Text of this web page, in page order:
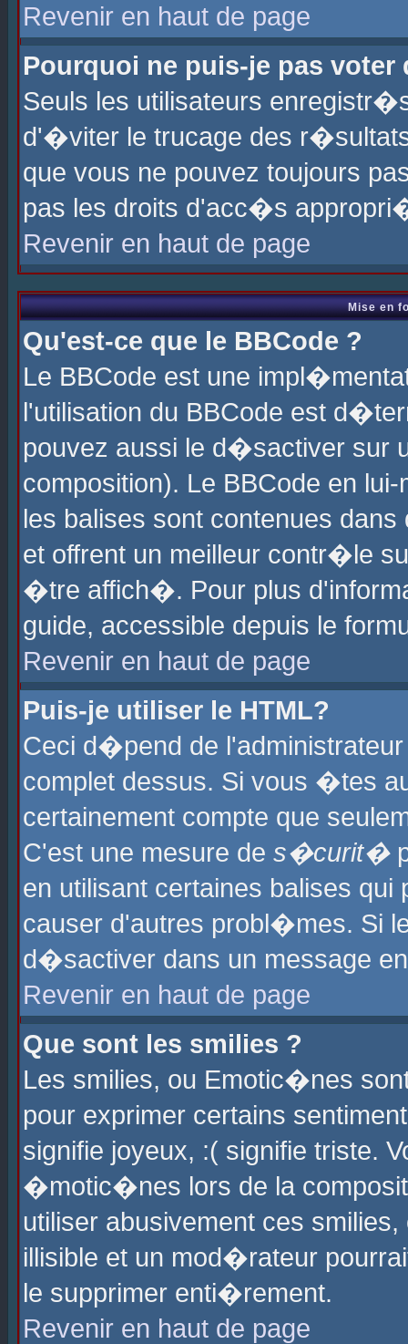
Revenir en haut de page
Pourquoi ne puis-je pas voter
Seuls les utilisateurs
d'�viter le trucage des
que vous ne pouvez toujours
pas les droits d'acc�s
Revenir en haut de page
Mise en
Qu'est-ce que le BBCode ?
Le BBCode est une
l'utilisation du BBCode est
pouvez aussi le d�sactiver sur
composition). Le BBCode en
les balises sont contenues
et offrent un meilleur contr�le
�tre affich�. Pour plus
guide, accessible depuis le
Revenir en haut de page
Puis-je utiliser le HTML?
Ceci d�pend de
complet dessus. Si vous �tes
certainement compte que
C'est une mesure de s�curit�
en utilisant certaines balises
causer d'autres probl�mes. Si
d�sactiver dans un message
Revenir en haut de page
Que sont les smilies ?
Les smilies, ou Emotic�nes
pour exprimer certains
signifie joyeux, :( signifie triste.
�motic�nes lors de la
utiliser abusivement ces
illisible et un mod�rateur
le supprimer enti�rement.
Revenir en haut de page